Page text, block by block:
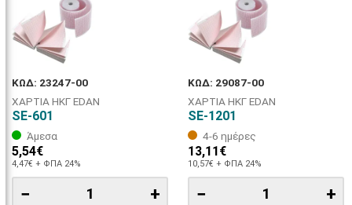
ΚΩΔ: 23247-00
ΧΑΡΤΙΑ ΗΚΓ EDAN
SE-601
Άμεσα
5,54€
4,47€ + ΦΠΑ 24%
− +
ΚΩΔ: 29087-00
ΧΑΡΤΙΑ ΗΚΓ EDAN
SE-1201
4-6 ημέρες
13,11€
10,57€ + ΦΠΑ 24%
− +